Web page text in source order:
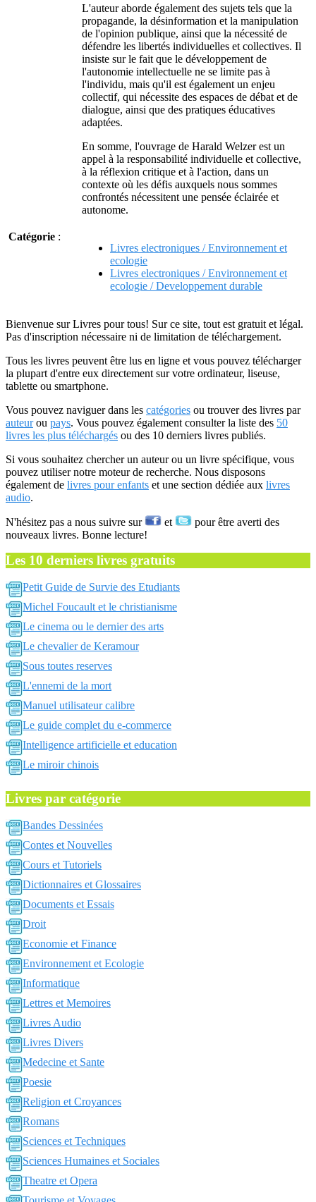
L'auteur aborde également des sujets tels que la
propagande, la désinformation et la manipulation
de l'opinion publique, ainsi que la nécessité de
défendre les libertés individuelles et collectives. Il
insiste sur le fait que le développement de
l'autonomie intellectuelle ne se limite pas à
l'individu, mais qu'il est également un enjeu
collectif, qui nécessite des espaces de débat et de
dialogue, ainsi que des pratiques éducatives
adaptées.
En somme, l'ouvrage de Harald Welzer est un
appel à la responsabilité individuelle et collective,
à la réflexion critique et à l'action, dans un
contexte où les défis auxquels nous sommes
confrontés nécessitent une pensée éclairée et
autonome.
Catégorie :
Livres electroniques / Environnement et
ecologie
Livres electroniques / Environnement et
ecologie / Developpement durable
Bienvenue sur Livres pour tous! Sur ce site, tout est gratuit et légal.
Pas d'inscription nécessaire ni de limitation de téléchargement.
Tous les livres peuvent être lus en ligne et vous pouvez télécharger
la plupart d'entre eux directement sur votre ordinateur, liseuse,
tablette ou smartphone.
Vous pouvez naviguer dans les catégories ou trouver des livres par
auteurou pays. Vous pouvez également consulter la liste des 50
livres les plus téléchargés ou des 10 derniers livres publiés.
Si vous souhaitez chercher un auteur ou un livre spécifique, vous
pouvez utiliser notre moteur de recherche. Nous disposons
également de livres pour enfants et une section dédiée aux livres
audio.
N'hésitez pas a nous suivre sur et
pour être averti des
nouveaux livres. Bonne lecture!
Les 10 derniers livres gratuits
Petit Guide de Survie des Etudiants
Michel Foucault et le christianisme
Le cinema ou le dernier des arts
Le chevalier de Keramour
Sous toutes reserves
L'ennemi de la mort
Manuel utilisateur calibre
Le guide complet du e-commerce
Intelligence artificielle et education
Le miroir chinois
Livres par catégorie
Bandes Dessinées
Contes et Nouvelles
Cours et Tutoriels
Dictionnaires et Glossaires
Documents et Essais
Droit
Economie et Finance
Environnement et Ecologie
Informatique
Lettres et Memoires
Livres Audio
Livres Divers
Medecine et Sante
Poesie
Religion et Croyances
Romans
Sciences et Techniques
Sciences Humaines et Sociales
Theatre et Opera